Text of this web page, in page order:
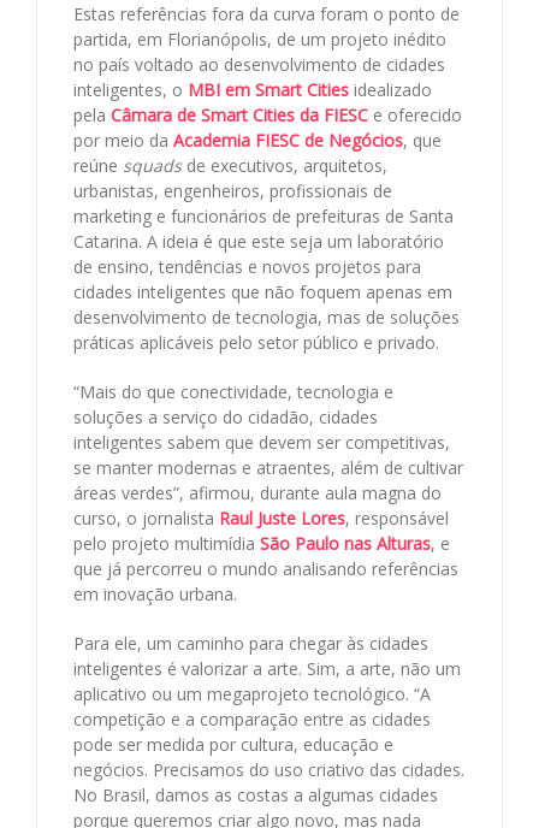
Estas referências fora da curva foram o ponto de
partida, em Florianópolis, de um projeto inédito
no país voltado ao desenvolvimento de cidades
inteligentes, o MBI em Smart Cities idealizado
pela Câmara de Smart Cities da FIESC e oferecido
por meio da Academia FIESC de Negócios, que
reúne squadsde executivos, arquitetos,
urbanistas, engenheiros, profissionais de
marketing e funcionários de prefeituras de Santa
Catarina. A ideia é que este seja um laboratório
de ensino, tendências e novos projetos para
cidades inteligentes que não foquem apenas em
desenvolvimento de tecnologia, mas de soluções
práticas aplicáveis pelo setor público e privado.
“Mais do que conectividade, tecnologia e
soluções a serviço do cidadão, cidades
inteligentes sabem que devem ser competitivas,
se manter modernas e atraentes, além de cultivar
áreas verdes”, afirmou, durante aula magna do
curso, o jornalista Raul Juste Lores, responsável
pelo projeto multimídia São Paulo nas Alturas, e
que já percorreu o mundo analisando referências
em inovação urbana.
Para ele, um caminho para chegar às cidades
inteligentes é valorizar a arte. Sim, a arte, não um
aplicativo ou um megaprojeto tecnológico. “A
competição e a comparação entre as cidades
pode ser medida por cultura, educação e
negócios. Precisamos do uso criativo das cidades.
No Brasil, damos as costas a algumas cidades
porque queremos criar algo novo, mas nada